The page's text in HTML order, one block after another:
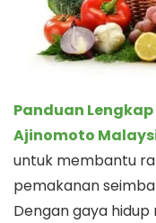
Panduan
Ajinomoto
untuk membantu
pemakanan
Dengan gaya